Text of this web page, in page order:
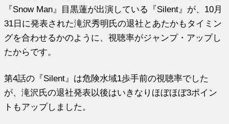
『Snow Man』目黒蓮が出演している『Silent』が、10月
31日に発表された滝沢秀明氏の退社とあたかもタイミン
グを合わせるかのように、視聴率がジャンプ・アップし
たからです。
第4話の『Silent』は危険水域1歩手前の視聴率でした
が、滝沢氏の退社発表以後はいきなりほぼほぼ3ポイン
トもアップしました。